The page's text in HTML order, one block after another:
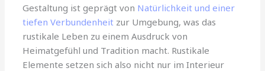
Gestaltung ist geprägt von Natürlichkeit und einer
tiefen Verbundenheit zur Umgebung, was das
rustikale Leben zu einem Ausdruck von
Heimatgefühl und Tradition macht. Rustikale
Elemente setzen sich also nicht nur im Interieur